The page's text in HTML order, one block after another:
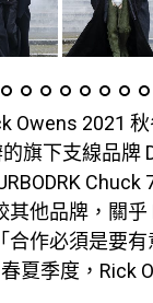
Owens 2021
旗下支線品牌
他品牌，關
合作必須是要
夏季度，Rick